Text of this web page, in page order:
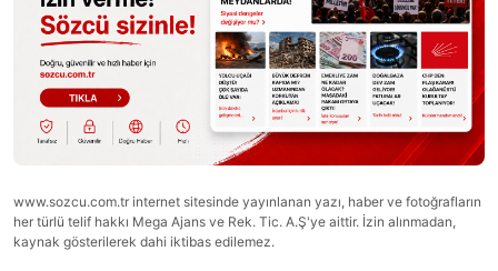
www.sozcu.com.tr internet sitesinde yayınlanan yazı, haber ve fotoğrafların
her türlü telif hakkı Mega Ajans ve Rek. Tic. A.Ş'ye aittir. İzin alınmadan,
kaynak gösterilerek dahi iktibas edilemez.